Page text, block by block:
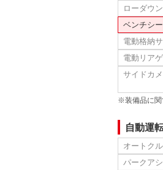
ローダウン
ベンチシー
電動格納
電動リア
サイドカ
※装備品に関
自動運
オートク
パークア